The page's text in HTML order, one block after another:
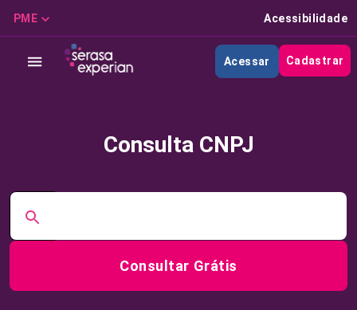
PME Acessibilidade
Acessar Cadastrar
Consulta CNPJ
Consultar Grátis